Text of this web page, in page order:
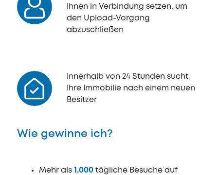
Ihnen in Verbindung setzen, um
den Upload-Vorgang
abzuschließen
Innerhalb von 24 Stunden sucht
Ihre Immobilie nach einem neuen
Besitzer
Wie gewinne ich?
Mehr als 1.000 tägliche Besuche auf